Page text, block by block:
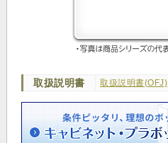
取扱説明書 取扱説明書(OFJ)